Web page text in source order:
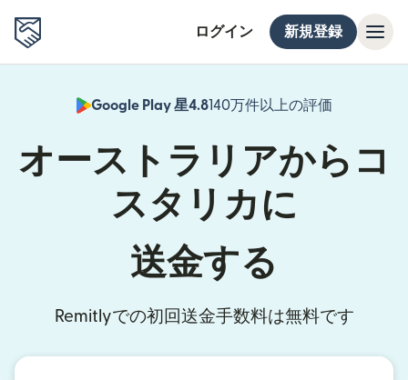
ログイン 新規登録
Google Play 星4.8140万件以上の評価
（別ウィン
オーストラリアからコ
スタリカに
送金する
Remitlyでの初回送金手数料は無料です